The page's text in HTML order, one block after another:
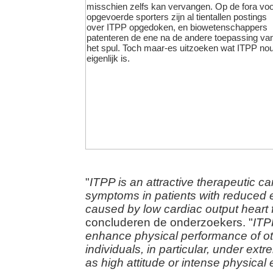
"ITPP is an attractive therapeutic
symptoms in patients with reduced
caused by low cardiac output heart
concluderen de onderzoekers. "
enhance physical performance of
individuals, in particular, under
as high attitude or intense physical